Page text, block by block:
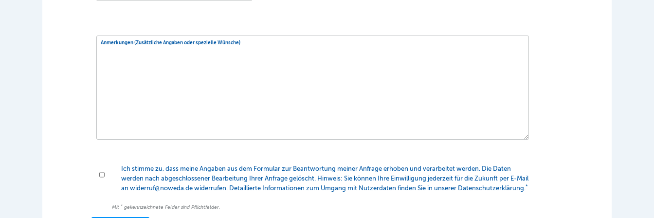
Anmerkungen (Zusätzliche Angaben oder spezielle Wünsche)
Ich stimme zu, dass meine Angaben aus dem Formular zur Beantwortung meiner Anfrage erhoben und verarbeitet werden. Die Daten
werden nach abgeschlossener Bearbeitung Ihrer Anfrage gelöscht. Hinweis: Sie können Ihre Einwilligung jederzeit für die Zukunft per E-Mail
an widerruf@noweda.de widerrufen. Detaillierte Informationen zum Umgang mit Nutzerdaten finden Sie in unserer Datenschutzerklärung.*
Mit *gekennzeichnete Felder sind Pflichtfelder.